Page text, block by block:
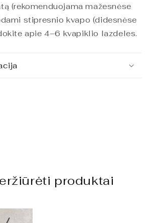
(rekomenduojama mažesnėse
stipresnio kvapo (didesnėse
apie 4–6 kvapiklio lazdeles.
produktai